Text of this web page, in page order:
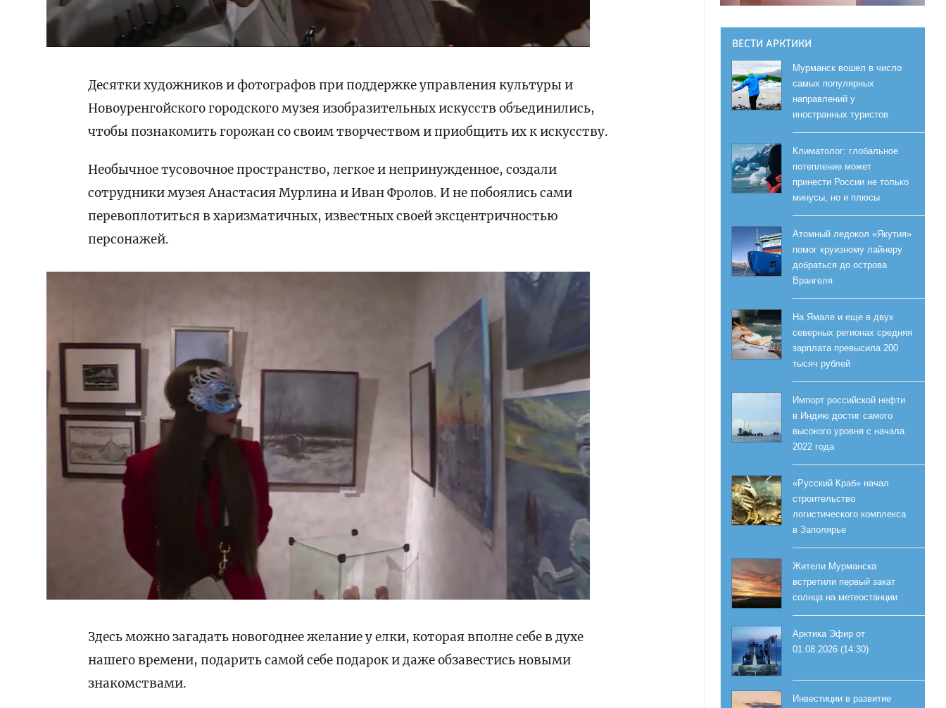
Десятки художников и фотографов при поддержке управления культуры и
Новоуренгойского городского музея изобразительных искусств объединились,
чтобы познакомить горожан со своим творчеством и приобщить их к искусству.
Необычное тусовочное пространство, легкое и непринужденное, создали
сотрудники музея Анастасия Мурлина и Иван Фролов. И не побоялись сами
перевоплотиться в харизматичных, известных своей эксцентричностью
персонажей.
Здесь можно загадать новогоднее желание у елки, которая вполне себе в духе
нашего времени, подарить самой себе подарок и даже обзавестись новыми
знакомствами.
ВЕСТИ АРКТИКИ
Мурманск вошел в число
самых популярных
направлений у
иностранных туристов
Климатолог: глобальное
потепление может
принести России не только
минусы, но и плюсы
Атомный ледокол «Якутия»
помог круизному лайнеру
добраться до острова
Врангеля
На Ямале и еще в двух
северных регионах средняя
зарплата превысила 200
тысяч рублей
Импорт российской нефти
в Индию достиг самого
высокого уровня с начала
2022 года
«Русский Краб» начал
строительство
логистического комплекса
в Заполярье
Жители Мурманска
встретили первый закат
солнца на метеостанции
Арктика Эфир от
01.08.2026 (14:30)
Инвестиции в развитие